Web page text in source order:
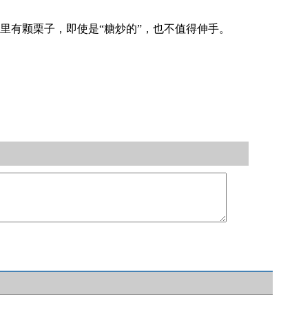
颗栗子，即使是“糖炒的”，也不值得伸手。